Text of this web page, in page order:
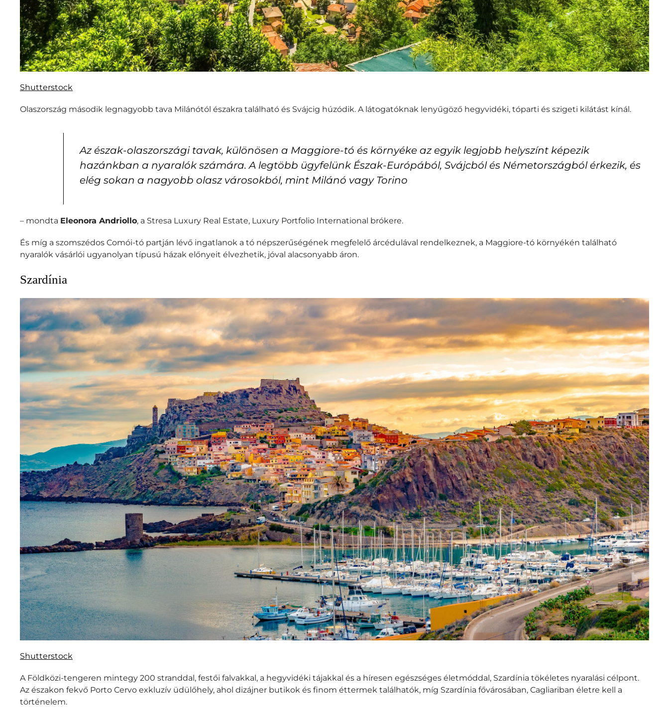
Shutterstock
Olaszország második legnagyobb tava Milánótól északra található és Svájcig húzódik. A látogatóknak lenyűgöző hegyvidéki, tóparti és szigeti kilátást kínál.
Az észak-olaszországi tavak, különösen a Maggiore-tó és környéke az egyik legjobb helyszínt képezik
hazánkban a nyaralók számára. A legtöbb ügyfelünk Észak-Európából, Svájcból és Németországból érkezik, és
elég sokan a nagyobb olasz városokból, mint Milánó vagy Torino
– mondta Eleonora Andriollo, a Stresa Luxury Real Estate, Luxury Portfolio International brókere.
És míg a szomszédos Comói-tó partján lévő ingatlanok a tó népszerűségének megfelelő árcédulával rendelkeznek, a Maggiore-tó környékén található
nyaralók vásárlói ugyanolyan típusú házak előnyeit élvezhetik, jóval alacsonyabb áron.
Szardínia
Shutterstock
A Földközi-tengeren mintegy 200 stranddal, festői falvakkal, a hegyvidéki tájakkal és a híresen egészséges életmóddal, Szardínia tökéletes nyaralási célpont.
Az északon fekvő Porto Cervo exkluzív üdülőhely, ahol dizájner butikok és finom éttermek találhatók, míg Szardínia fővárosában, Cagliariban életre kell a
történelem.